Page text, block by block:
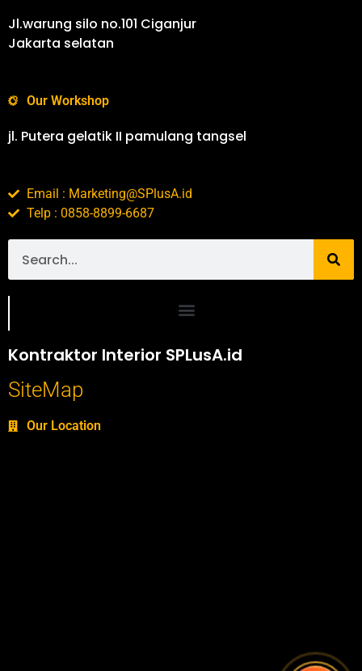
Jl.warung silo no.101 Ciganjur
Jakarta selatan
Our Workshop
jl. Putera gelatik II pamulang tangsel
Email : Marketing@SPlusA.id
Telp : 0858-8899-6687
Kontraktor Interior SPLusA.id
SiteMap
Our Location